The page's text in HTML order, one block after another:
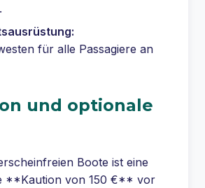
für alle Passagiere an
und optionale
Boote ist eine
**Kaution von 150 €** vor